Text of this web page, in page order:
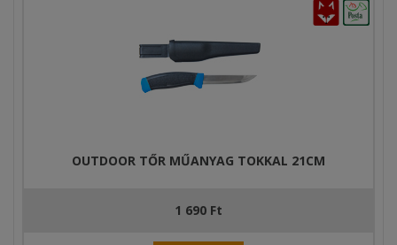
OUTDOOR TŐR MŰANYAG TOKKAL 21CM
1 690 Ft